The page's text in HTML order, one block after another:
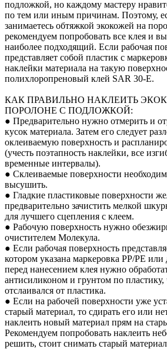
подложкой, но каждому мастеру
по тем или иным причинам. Поэтому,
занимаетесь обтяжкой экокожей на
рекомендуем попробовать все клея и
наиболее подходящий. Если рабочая
представляет собой пластик с
наклейки материала на такую
полихлоропреновый клей SAR 30-E.
КАК ПРАВИЛЬНО НАКЛЕИТЬ
ПОРОЛОНЕ С ПОДЛОЖКОЙ:
● Предварительно нужно отмерить и
кусок материала. Затем его следует
оклеиваемую поверхность и
(учесть поэтапность наклейки, все
временные интервалы).
● Склеиваемые поверхности
высушить.
● Гладкие пластиковые поверхности
предварительно зачистить мелкой
для лучшего сцепления с клеем.
● Рабочую поверхность нужно
очистителем Молекула.
● Если рабочая поверхность
котором указана маркеровка PP/PE или
перед нанесением клея нужно
антисиликоном и грунтом по
отслаивался от пластика.
● Если на рабочей поверхности уже
старый материал, то сдирать его или
наклеить новый материал прям на
Рекомендуем попробовать наклеить
решить, стоит снимать старый